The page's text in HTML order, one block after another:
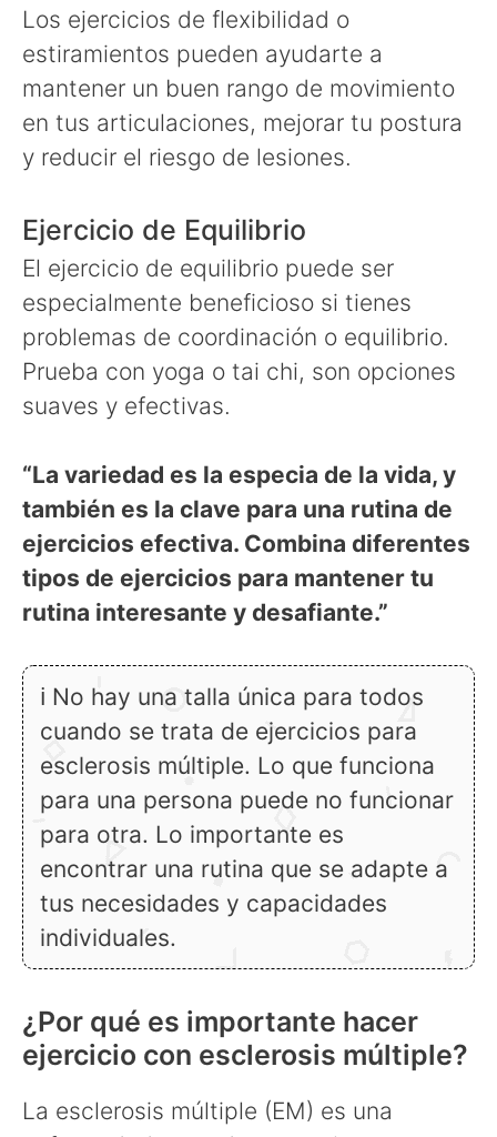
Los ejercicios de flexibilidad o
estiramientos pueden ayudarte a
mantener un buen rango de movimiento
en tus articulaciones, mejorar tu postura
y reducir el riesgo de lesiones.
Ejercicio de Equilibrio
El ejercicio de equilibrio puede ser
especialmente beneficioso si tienes
problemas de coordinación o equilibrio.
Prueba con yoga o tai chi, son opciones
suaves y efectivas.
“La variedad es la especia de la vida, y
también es la clave para una rutina de
ejercicios efectiva. Combina diferentes
tipos de ejercicios para mantener tu
rutina interesante y desafiante.”
ℹ No hay una talla única para todos
cuando se trata de ejercicios para
esclerosis múltiple. Lo que funciona
para una persona puede no funcionar
para otra. Lo importante es
encontrar una rutina que se adapte a
tus necesidades y capacidades
individuales.
¿Por qué es importante hacer
ejercicio con esclerosis múltiple?
La esclerosis múltiple (EM) es una